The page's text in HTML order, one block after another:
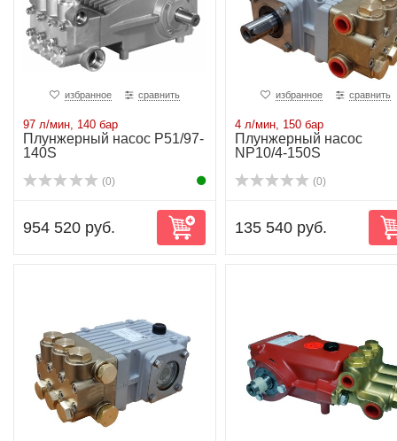
избранное сравнить
97 л/мин, 140 бар
Плунжерный насос P51/97-
140S
(0)
954 520 руб.
избранное сравнить
4 л/мин, 150 бар
Плунжерный насос
NP10/4-150S
(0)
135 540 руб.